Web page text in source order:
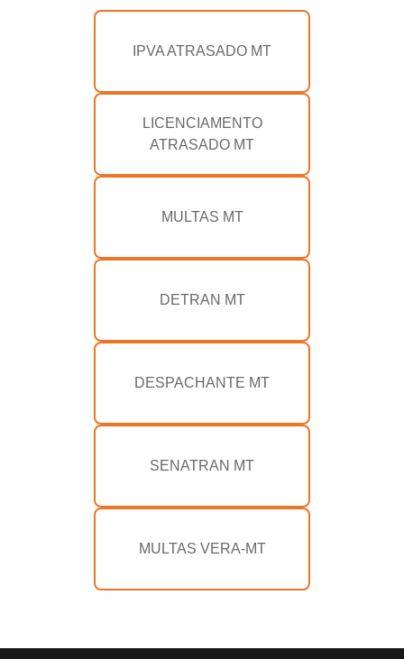
IPVA ATRASADO MT
LICENCIAMENTO
ATRASADO MT
MULTAS MT
DETRAN MT
DESPACHANTE MT
SENATRAN MT
MULTAS VERA-MT